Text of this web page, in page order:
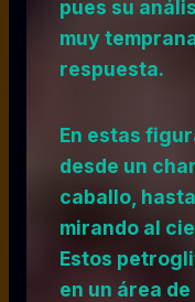
pues su
muy
respuesta.
En estas
desde un
caballo,
mirando al
Estos
en un área